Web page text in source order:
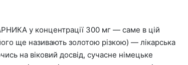
у концентрації 300 мг — cаме в цій
ще називають золотою різкою) — лікарська
на віковий досвід, сучасне німецьке